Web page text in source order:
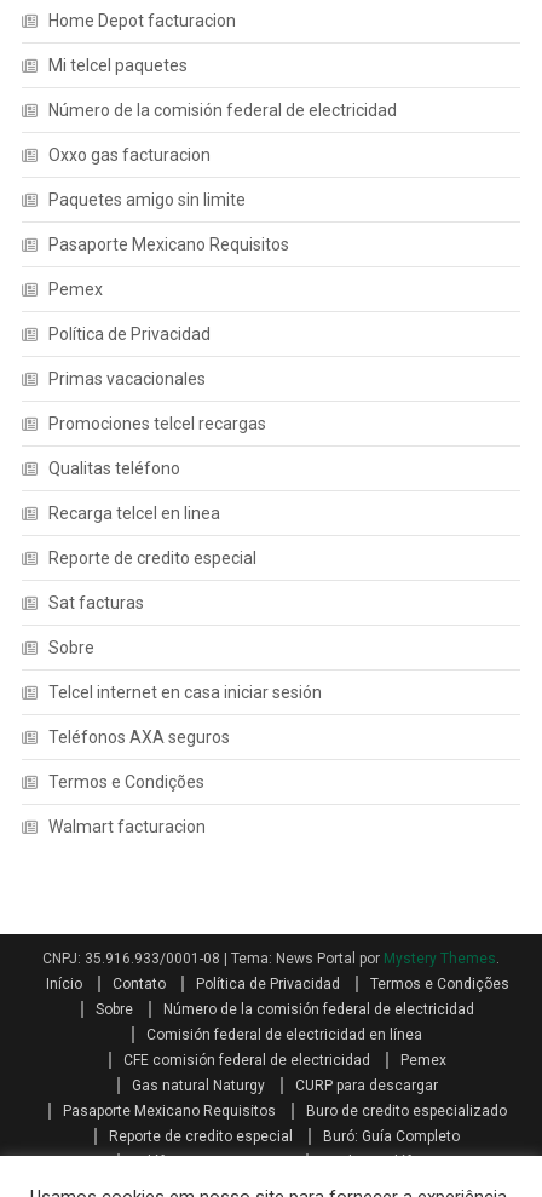
Home Depot facturacion
Mi telcel paquetes
Número de la comisión federal de electricidad
Oxxo gas facturacion
Paquetes amigo sin limite
Pasaporte Mexicano Requisitos
Pemex
Política de Privacidad
Primas vacacionales
Promociones telcel recargas
Qualitas teléfono
Recarga telcel en linea
Reporte de credito especial
Sat facturas
Sobre
Telcel internet en casa iniciar sesión
Teléfonos AXA seguros
Termos e Condições
Walmart facturacion
CNPJ: 35.916.933/0001-08 Tema: News Portal por Mystery Themes.
Início
Contato Política de Privacidad
Termos e Condições
Sobre
Número de la comisión federal de electricidad
Comisión federal de electricidad en línea
CFE comisión federal de electricidad
Pemex
Gas natural Naturgy
CURP para descargar
Pasaporte Mexicano Requisitos
Buro de credito especializado
Reporte de credito especial
Buró: Guía Completo
Como se calcula el aguinaldo
Aguinaldo por Ley Aguinaldo